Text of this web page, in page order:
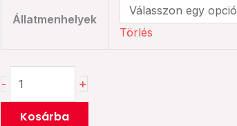
Állatmenhelyek
Törlés
- +
Kosárba